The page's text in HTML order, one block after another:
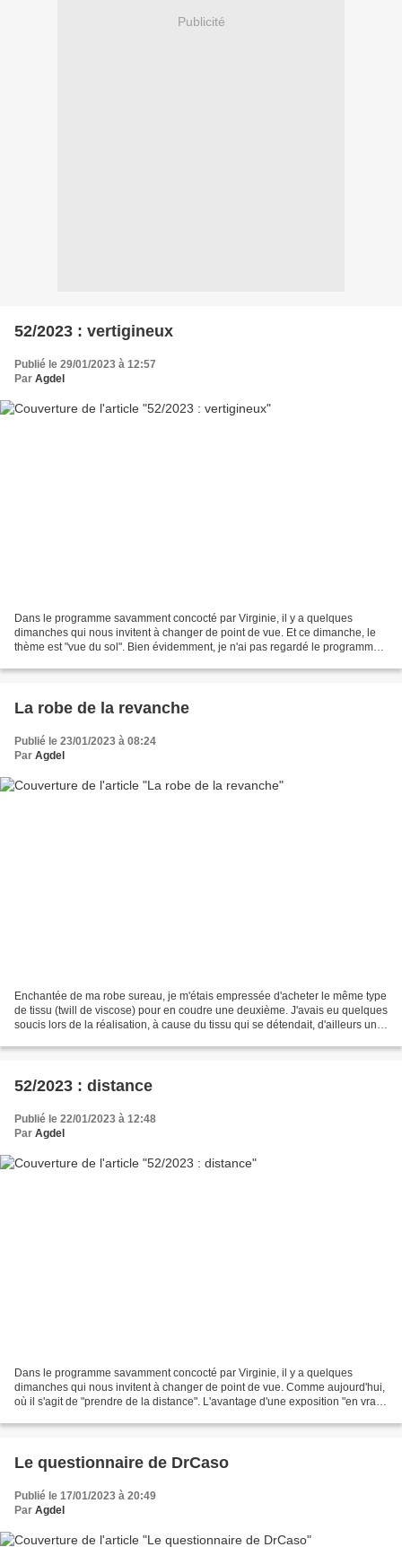
Publicité
52/2023 : vertigineux
Publié le 29/01/2023 à 12:57
Par Agdel
Dans le programme savamment concocté par Virginie, il y a quelques
dimanches qui nous invitent à changer de point de vue. Et ce dimanche, le
thème est "vue du sol". Bien évidemment, je n'ai pas regardé le programme
La robe de la revanche
Publié le 23/01/2023 à 08:24
Par Agdel
Enchantée de ma robe sureau, je m'étais empressée d'acheter le même type
de tissu (twill de viscose) pour en coudre une deuxième. J'avais eu quelques
soucis lors de la réalisation, à cause du tissu qui se détendait, d'ailleurs une
52/2023 : distance
Publié le 22/01/2023 à 12:48
Par Agdel
Dans le programme savamment concocté par Virginie, il y a quelques
dimanches qui nous invitent à changer de point de vue. Comme aujourd'hui,
où il s'agit de "prendre de la distance". L'avantage d'une exposition "en vrai",
Le questionnaire de DrCaso
Publié le 17/01/2023 à 20:49
Par Agdel